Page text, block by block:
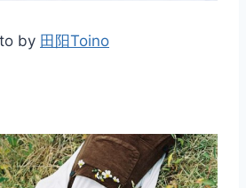
by 田阳Toino